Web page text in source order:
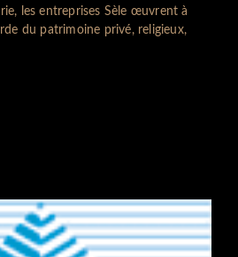
les entreprises Sèle œuvrent à
du patrimoine privé, religieux,